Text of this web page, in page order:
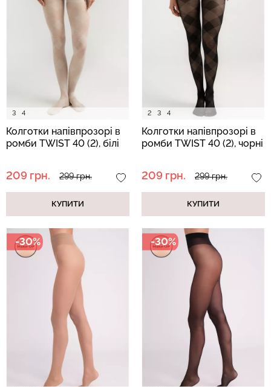
3 4
Колготки напівпрозорі в
ромби TWIST 40 (2), білі
209 грн. 299 грн.
КУПИТИ
2 3 4
Колготки напівпрозорі в
ромби TWIST 40 (2), чорні
209 грн. 299 грн.
КУПИТИ
-30% -30%
Безшовні стрінги STRING
BRIEFS (чорний) Giulia
299 грн.
Топ на бретелях в рубчик
CAMI TOP RIB white (білий)
499 грн.
Топ на бретелях в рубчик
CAMI TOP RIB black
(чорний) Giulia
299 грн.499 грн.
Безшовний топ на
бретелях CAMI TOP
(білий) Giulia
399 грн.